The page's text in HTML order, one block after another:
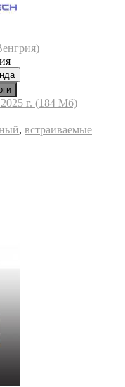
г. (184 Мб)
, встраиваемые